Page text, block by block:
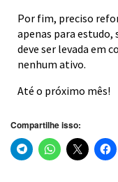
Por fim, preciso
apenas para estudo,
deve ser levada em
nenhum ativo.
Até o próximo mês!
Compartilhe isso: